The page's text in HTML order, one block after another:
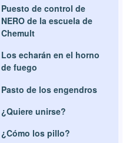
Puesto de control de
NERO de la escuela de
Chemult
Los echarán en el horno
de fuego
Pasto de los engendros
¿Quiere unirse?
¿Cómo los pillo?